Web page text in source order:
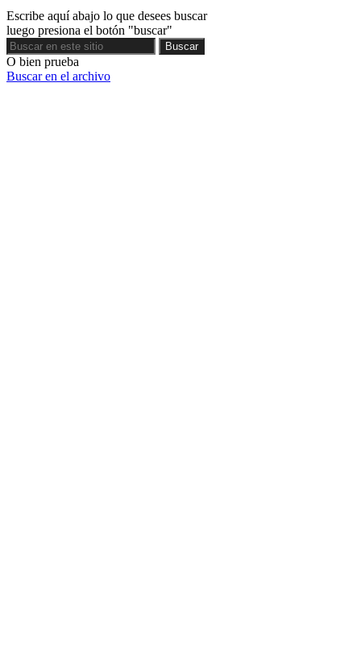
Escribe aquí abajo lo que desees buscar
luego presiona el botón "buscar"
Buscar
Buscar
O bien prueba
Buscar en el archivo